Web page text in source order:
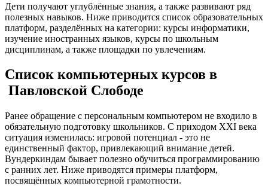
Дети получают углублённые знания, а также развивают ряд
полезных навыков. Ниже приводится список образовательных
платформ, разделённых на категории: курсы информатики,
изучение иностранных языков, курсы по школьным
дисциплинам, а также площадки по увлечениям.
Список компьютерных курсов в
Павловской Слободе
Ранее обращение с персональным компьютером не входило в
обязательную подготовку школьников. С приходом XXI века
ситуация изменилась: игровой потенциал - это не
единственный фактор, привлекающий внимание детей.
Вундеркиндам бывает полезно обучиться программированию
с ранних лет. Ниже приводятся примеры платформ,
посвящённых компьютерной грамотности.